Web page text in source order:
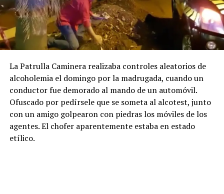
La Patrulla Caminera realizaba controles aleatorios de
alcoholemia el domingo por la madrugada, cuando un
conductor fue demorado al mando de un automóvil.
Ofuscado por pedírsele que se someta al alcotest, junto
con un amigo golpearon con piedras los móviles de los
agentes. El chofer aparentemente estaba en estado
etílico.